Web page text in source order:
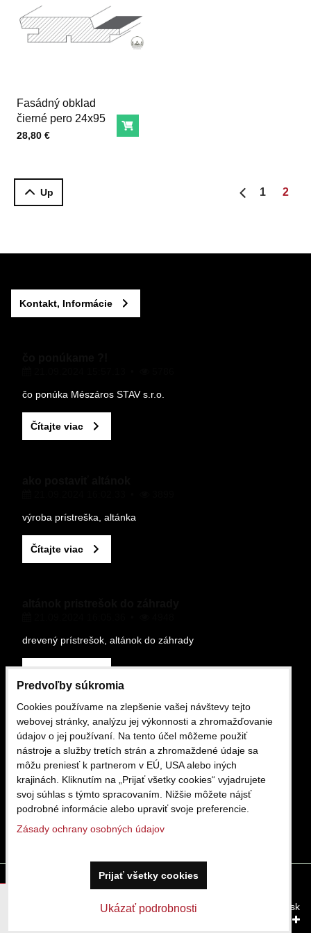
Fasádný obklad
čierné pero 24x95
Cena s DPH
28,80 € Do košíka
Up 1 2
Filtrovať produkty
Kontakt, Informácie
čo ponúka Mészáros STAV s.r.o.
Čítajte viac
výroba prístreška, altánka
Čítajte viac
drevený prístrešok, altánok do záhrady
OBCHODNÉ PODMIENKY
Obchodne podmienky
16.02.2025 12:13.29 1429
Čítajte viac
Zásady ochrany osobných údajov
Vytvorené pomocou: BiznisWeb.sk
Predvoľby súkromia
Cookies používame na zlepšenie vašej návštevy tejto
webovej stránky, analýzu jej výkonnosti a zhromažďovanie
údajov o jej používaní. Na tento účel môžeme použiť
nástroje a služby tretích strán a zhromaždené údaje sa
môžu preniesť k partnerom v EÚ, USA alebo iných
krajinách. Kliknutím na „Prijať všetky cookies“ vyjadrujete
svoj súhlas s týmto spracovaním. Nižšie môžete nájsť
podrobné informácie alebo upraviť svoje preferencie.
Zásady ochrany osobných údajov
Ukázať podrobnosti
Prijať všetky cookies